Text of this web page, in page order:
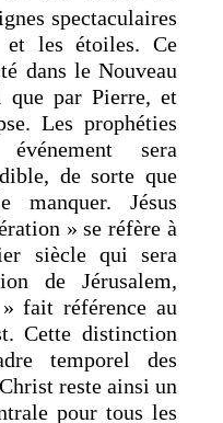
spectaculaires
les étoiles. Ce
dans le Nouveau
que par Pierre, et
Les prophéties
sera
de sorte que
manquer. Jésus
» se réfère à
siècle qui sera
de Jérusalem,
fait référence au
Cette distinction
temporel des
reste ainsi un
pour tous les